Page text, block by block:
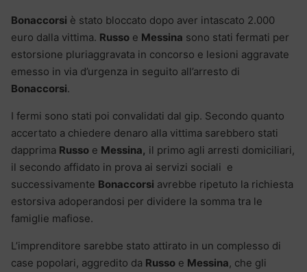
Bonaccorsi è stato bloccato dopo aver intascato 2.000
euro dalla vittima. Russo e Messina sono stati fermati per
estorsione pluriaggravata in concorso e lesioni aggravate
emesso in via d’urgenza in seguito all’arresto di
Bonaccorsi.
I fermi sono stati poi convalidati dal gip. Secondo quanto
accertato a chiedere denaro alla vittima sarebbero stati
dapprima Russo e Messina, il primo agli arresti domiciliari,
il secondo affidato in prova ai servizi sociali e
successivamente Bonaccorsi avrebbe ripetuto la richiesta
estorsiva adoperandosi per dividere la somma tra le
famiglie mafiose.
L’imprenditore sarebbe stato attirato in un complesso di
case popolari, aggredito da Russo e Messina, che gli